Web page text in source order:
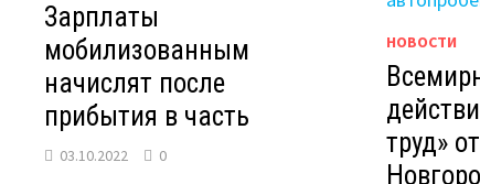
Зарплаты
мобилизованным
начислят после
прибытия в часть
03.10.2022 0
НОВОСТИ
труд»